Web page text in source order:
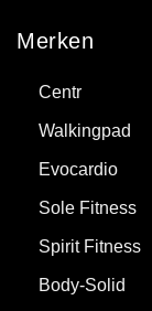
Merken
Centr
Walkingpad
Evocardio
Sole Fitness
Spirit Fitness
Body-Solid